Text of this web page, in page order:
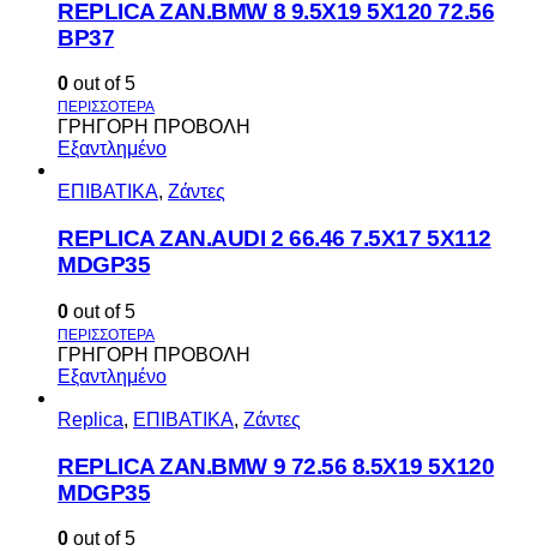
REPLICA ZAN.BMW 8 9.5X19 5X120 72.56
BP37
0 out of 5
ΓΡΗΓΟΡΗ ΠΡΟΒΟΛΗ
Εξαντλημένο
ΕΠΙΒΑΤΙΚΑ, Ζάντες
REPLICA ZAN.AUDI 2 66.46 7.5X17 5X112
MDGP35
0 out of 5
ΓΡΗΓΟΡΗ ΠΡΟΒΟΛΗ
Εξαντλημένο
Replica, ΕΠΙΒΑΤΙΚΑ, Ζάντες
REPLICA ZAN.BMW 9 72.56 8.5X19 5X120
MDGP35
0 out of 5